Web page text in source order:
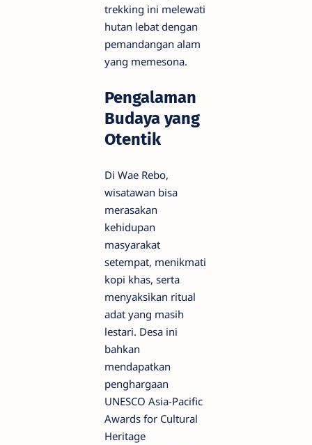
trekking ini melewati
hutan lebat dengan
pemandangan alam
yang memesona.
Pengalaman
Budaya yang
Otentik
Di Wae Rebo,
wisatawan bisa
merasakan
kehidupan
masyarakat
setempat, menikmati
kopi khas, serta
menyaksikan ritual
adat yang masih
lestari. Desa ini
bahkan
mendapatkan
penghargaan
UNESCO Asia-Pacific
Awards for Cultural
Heritage